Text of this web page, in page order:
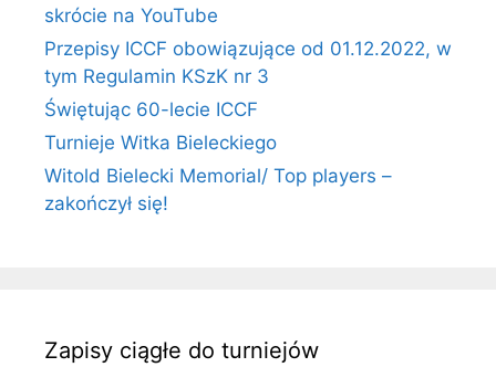
skrócie na YouTube
Przepisy ICCF obowiązujące od 01.12.2022, w
tym Regulamin KSzK nr 3
Świętując 60-lecie ICCF
Turnieje Witka Bieleckiego
Witold Bielecki Memorial/ Top players –
zakończył się!
Zapisy ciągłe do turniejów